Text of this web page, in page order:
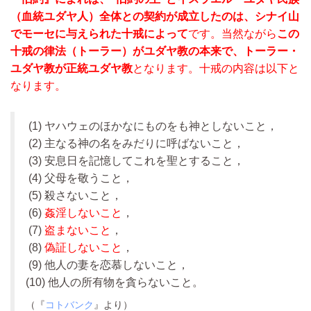
（血統ユダヤ人）全体との契約が成立したのは、シナイ山
でモーセに与えられた十戒によってです。当然ながらこの
十戒の律法（トーラー）がユダヤ教の本来で、トーラー・
ユダヤ教が正統ユダヤ教となります。十戒の内容は以下と
なります。
(1) ヤハウェのほかなにものをも神としないこと，
(2) 主なる神の名をみだりに呼ばないこと，
(3) 安息日を記憶してこれを聖とすること，
(4) 父母を敬うこと，
(5) 殺さないこと，
(6) 姦淫しないこと ，
(7) 盗まないこと ，
(8) 偽証しないこと ，
(9) 他人の妻を恋慕しないこと，
(10) 他人の所有物を貪らないこと。
（『コトバンク 』より）